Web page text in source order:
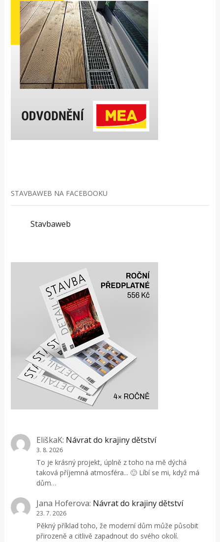
STAVBAWEB NA FACEBOOKU
Stavbaweb
EliškaK: Návrat do krajiny dětství
3. 8. 2026
To je krásný projekt, úplně z toho na mě dýchá
taková příjemná atmosféra... 🙂 Líbí se mi, když má
dům…
Jana Hoferova: Návrat do krajiny dětství
23. 7. 2026
Pěkný příklad toho, že moderní dům může působit
přirozeně a citlivě zapadnout do svého okolí.